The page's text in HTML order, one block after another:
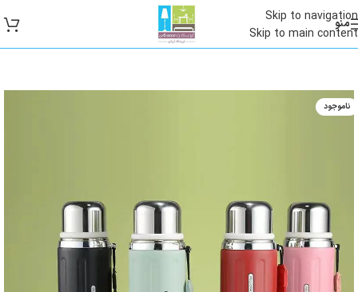
Skip to navigation
Skip to main content
منو
ناموجود